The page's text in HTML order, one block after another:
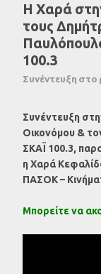
Η Χαρά
τους
100.3
Συνέντευξη
Συνέντευξη
Οικονόμου &
ΣΚΑΪ 100.3,
η Χαρά
ΠΑΣΟΚ –
Μπορείτε να